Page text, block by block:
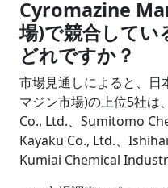
Cyromazine
場)で競合してい
どれですか？
市場見通しによると、
マジン市場)の上位5社
Co., Ltd.、Sumitomo
Kayaku Co., Ltd.、
Kumiai Chemical